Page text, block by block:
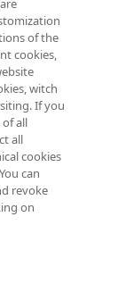
la
y de la
2023
of the
cookies,
witch
If you
of all
all
cookies
can
revoke
on